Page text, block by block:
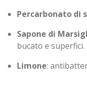
Percarbonato di
Sapone di
bucato e superfici.
Limone: